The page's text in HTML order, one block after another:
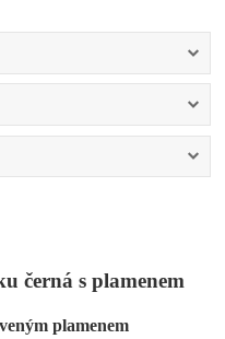
černá s plamenem
plamenem